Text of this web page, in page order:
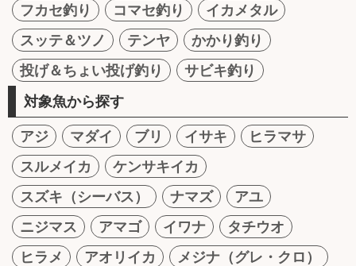
フカセ釣り
コマセ釣り
イカメタル
スッテ＆ツノ
テンヤ
かかり釣り
投げ＆ちょい投げ釣り
サビキ釣り
対象魚から探す
アジ マダイ ブリ イサキ
ヒラマサ
スルメイカ
ケンサキイカ
スズキ（シーバス）
ナマズ
アユ
ニジマス
アマゴ イワナ
タチウオ
ヒラメ
アオリイカ
メジナ（グレ・クロ）